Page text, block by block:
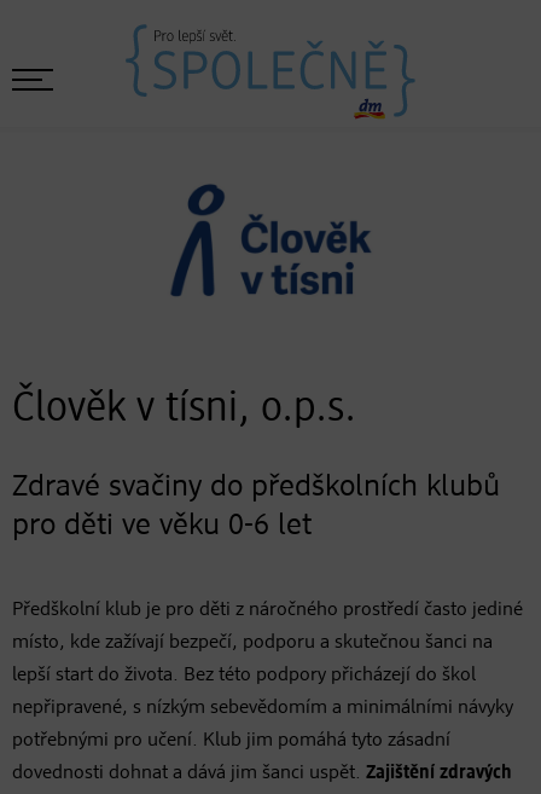
Člověk v tísni, o.p.s.
Zdravé svačiny do předškolních klubů
pro děti ve věku 0-6 let
Předškolní klub je pro děti z náročného prostředí často jediné
místo, kde zažívají bezpečí, podporu a skutečnou šanci na
lepší start do života. Bez této podpory přicházejí do škol
nepřipravené, s nízkým sebevědomím a minimálními návyky
potřebnými pro učení. Klub jim pomáhá tyto zásadní
dovednosti dohnat a dává jim šanci uspět. Zajištění zdravých